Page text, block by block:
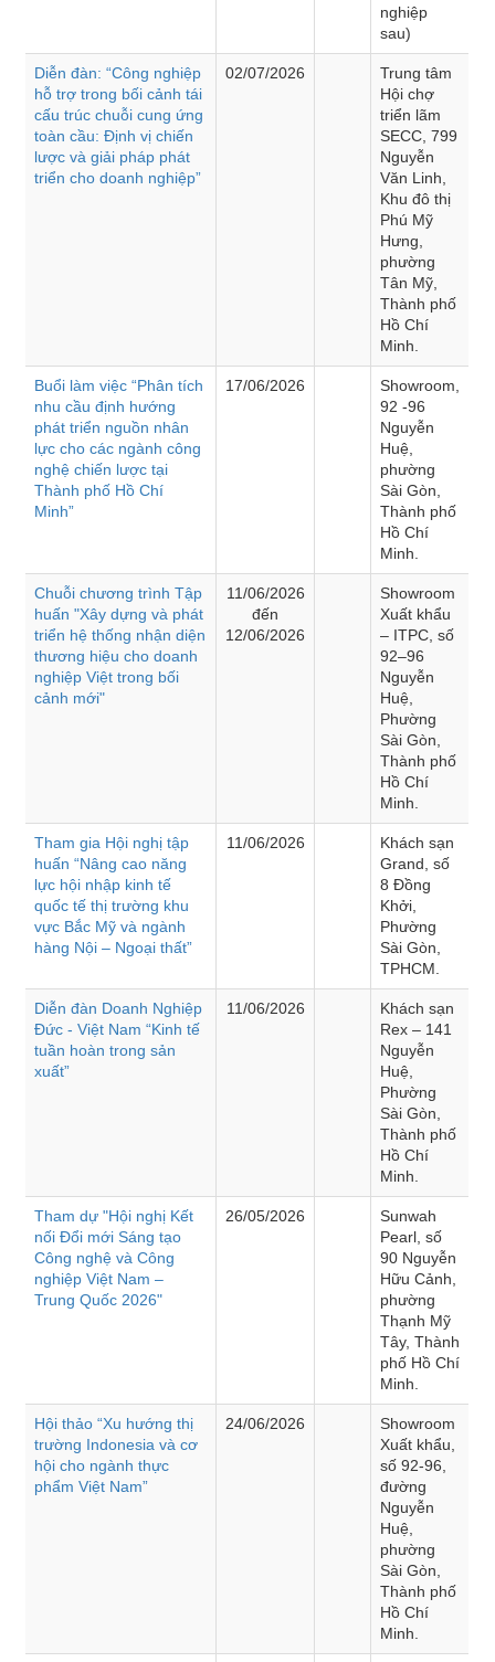
nghiệp
sau)
Diễn đàn: “Công nghiệp
hỗ trợ trong bối cảnh tái
cấu trúc chuỗi cung ứng
toàn cầu: Định vị chiến
lược và giải pháp phát
triển cho doanh nghiệp”
02/07/2026
Trung tâm
Hội chợ
triển lãm
SECC, 799
Nguyễn
Văn Linh,
Khu đô thị
Phú Mỹ
Hưng,
phường
Tân Mỹ,
Thành phố
Hồ Chí
Minh.
Buổi làm việc “Phân tích
nhu cầu định hướng
phát triển nguồn nhân
lực cho các ngành công
nghệ chiến lược tại
Thành phố Hồ Chí
Minh”
17/06/2026
Showroom,
92 -96
Nguyễn
Huệ,
phường
Sài Gòn,
Thành phố
Hồ Chí
Minh.
Chuỗi chương trình Tập
huấn "Xây dựng và phát
triển hệ thống nhận diện
thương hiệu cho doanh
nghiệp Việt trong bối
cảnh mới"
11/06/2026
đến
12/06/2026
Showroom
Xuất khẩu
– ITPC, số
92–96
Nguyễn
Huệ,
Phường
Sài Gòn,
Thành phố
Hồ Chí
Minh.
Tham gia Hội nghị tập
huấn “Nâng cao năng
lực hội nhập kinh tế
quốc tế thị trường khu
vực Bắc Mỹ và ngành
hàng Nội – Ngoại thất”
11/06/2026
Khách sạn
Grand, số
8 Đồng
Khởi,
Phường
Sài Gòn,
TPHCM.
Diễn đàn Doanh Nghiệp
Đức - Việt Nam “Kinh tế
tuần hoàn trong sản
xuất”
11/06/2026
Khách sạn
Rex – 141
Nguyễn
Huệ,
Phường
Sài Gòn,
Thành phố
Hồ Chí
Minh.
Tham dự "Hội nghị Kết
nối Đổi mới Sáng tạo
Công nghệ và Công
nghiệp Việt Nam –
Trung Quốc 2026"
26/05/2026
Sunwah
Pearl, số
90 Nguyễn
Hữu Cảnh,
phường
Thạnh Mỹ
Tây, Thành
phố Hồ Chí
Minh.
Hội thảo “Xu hướng thị
trường Indonesia và cơ
hội cho ngành thực
phẩm Việt Nam”
24/06/2026
Showroom
Xuất khẩu,
số 92-96,
đường
Nguyễn
Huệ,
phường
Sài Gòn,
Thành phố
Hồ Chí
Minh.